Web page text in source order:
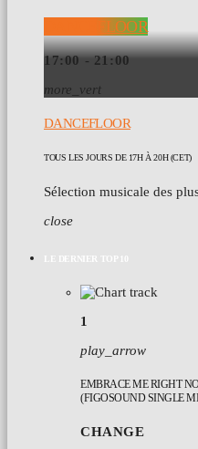
DANCEFLOOR
17:00 - 21:00
more_vert
DANCEFLOOR
TOUS LES JOURS DE 17H À 20H (CET)
Sélection musicale des
close
LE DERNIER TOP 10
1
play_arrow
EMBRACE ME RIGHT
(FIGOSOUND SINGLE
CHANGE